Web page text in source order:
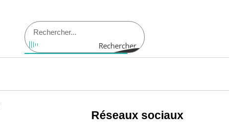
Rechercher
Réseaux sociaux